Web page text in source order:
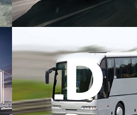
D